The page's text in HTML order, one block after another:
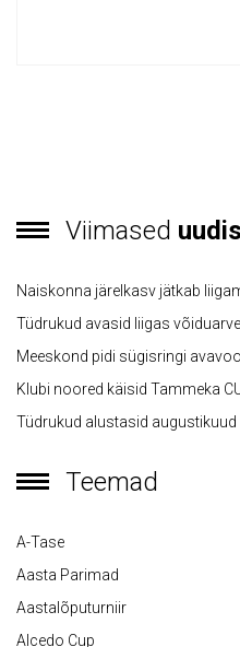
Viimased
Naiskonna järelkasv jätkab
Tüdrukud avasid liigas võiduarve
Meeskond pidi sügisringi
Klubi noored käisid Tammeka
Tüdrukud alustasid
Teemad
A-Tase
Aasta Parimad
Aastalõputurniir
Alcedo Cup